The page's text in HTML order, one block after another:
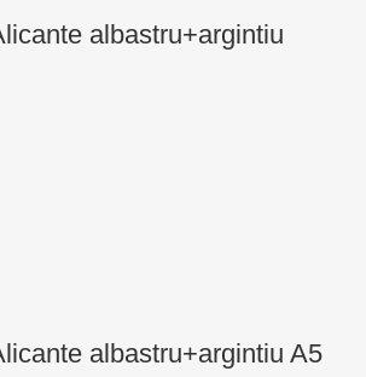
albastru+argintiu
albastru+argintiu A5